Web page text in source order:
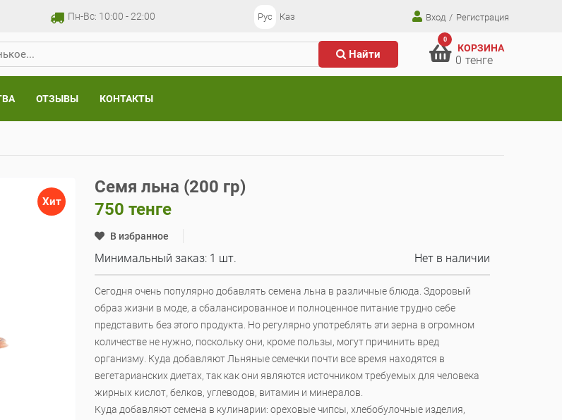
Пн-Вс: 10:00 - 22:00 Рус Каз Вход / Регистрация
Найти
0
КОРЗИНА
0 тенге
ОТЗЫВЫ КОНТАКТЫ
Хит
Семя льна (200 гр)
750 тенге
В избранное
Минимальный заказ: 1 шт. Нет в наличии
Сегодня очень популярно добавлять семена льна в различные блюда. Здоровый
образ жизни в моде, а сбалансированное и полноценное питание трудно себе
представить без этого продукта. Но регулярно употреблять эти зерна в огромном
количестве не нужно, поскольку они, кроме пользы, могут причинить вред
организму. Куда добавляют Льняные семечки почти все время находятся в
вегетарианских диетах, так как они являются источником требуемых для человека
жирных кислот, белков, углеводов, витамин и минералов.
Куда добавляют семена в кулинарии: ореховые чипсы, хлебобулочные изделия,